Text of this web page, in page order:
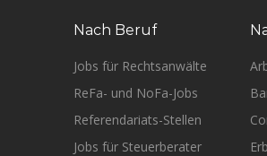
Nach Beruf
Jobs für Rechtsanwälte
ReFa- und NoFa-Jobs
Referendariats-Stellen
Jobs für Steuerberater